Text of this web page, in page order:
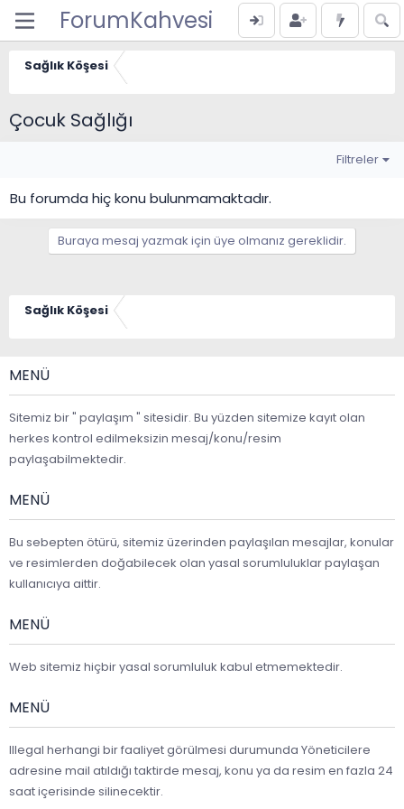
ForumKahvesi
Sağlık Köşesi
Çocuk Sağlığı
Filtreler
Bu forumda hiç konu bulunmamaktadır.
Buraya mesaj yazmak için üye olmanız gereklidir.
Sağlık Köşesi
MENÜ
Sitemiz bir " paylaşım " sitesidir. Bu yüzden sitemize kayıt olan
herkes kontrol edilmeksizin mesaj/konu/resim
paylaşabilmektedir.
MENÜ
Bu sebepten ötürü, sitemiz üzerinden paylaşılan mesajlar, konular
ve resimlerden doğabilecek olan yasal sorumluluklar paylaşan
kullanıcıya aittir.
MENÜ
Web sitemiz hiçbir yasal sorumluluk kabul etmemektedir.
MENÜ
Illegal herhangi bir faaliyet görülmesi durumunda Yöneticilere
adresine mail atıldığı taktirde mesaj, konu ya da resim en fazla 24
saat içerisinde silinecektir.